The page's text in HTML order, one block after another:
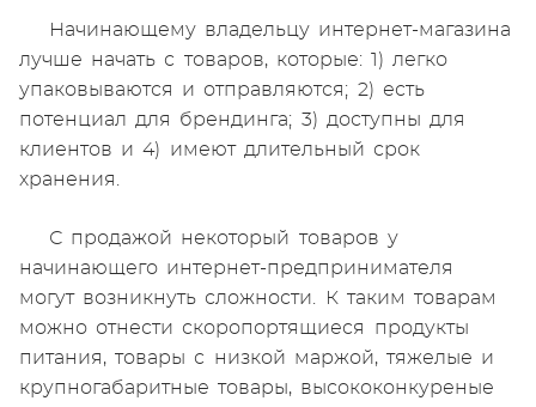
Начинающему владельцу интернет-магазина
лучше начать с товаров, которые: 1) легко
упаковываются и отправляются; 2) есть
потенциал для брендинга; 3) доступны для
клиентов и 4) имеют длительный срок
хранения.
С продажой некоторый товаров у
начинающего интернет-предпринимателя
могут возникнуть сложности. К таким товарам
можно отнести скоропортящиеся продукты
питания, товары с низкой маржой, тяжелые и
крупногабаритные товары, высококонкуреные